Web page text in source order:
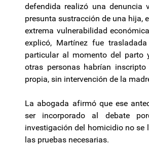
defendida realizó una denuncia
presunta sustracción de una hija,
extrema vulnerabilidad
explicó, Martínez fue
particular al momento del parto
otras personas habrían
propia, sin intervención de la
La abogada afirmó que ese
ser incorporado al debate
investigación del homicidio no se
las pruebas necesarias.